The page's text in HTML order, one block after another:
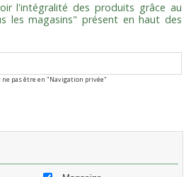
l'intégralité des produits grâce au
les magasins" présent en haut des
pas être en "Navigation privée"